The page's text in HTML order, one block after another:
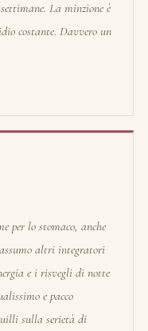
La minzione è
costante. Davvero un
per lo stomaco, anche
altri integratori
e i risvegli di notte
e pacco
sulla serietà di